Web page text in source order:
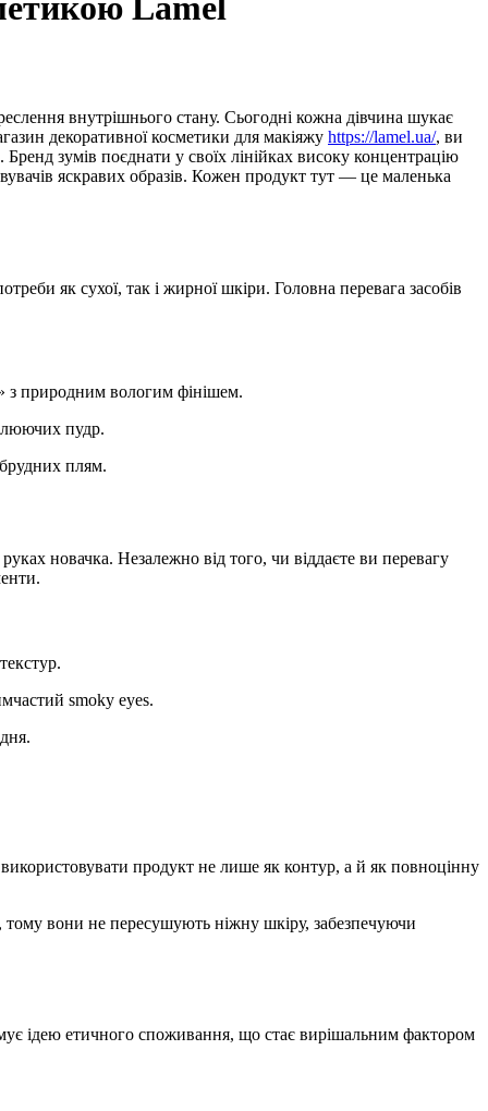
декоративної косметики для макіяжу https://lamel.ua/, ви
зумів поєднати у своїх лінійках високу концентрацію
яскравих образів. Кожен продукт тут — це маленька
як сухої, так і жирної шкіри. Головна перевага засобів
з природним вологим фінішем.
пудр.
плям.
новачка. Незалежно від того, чи віддаєте ви перевагу
smoky eyes.
використовувати продукт не лише як контур, а й як повноцінну
тому вони не пересушують ніжну шкіру, забезпечуючи
ідею етичного споживання, що стає вирішальним фактором